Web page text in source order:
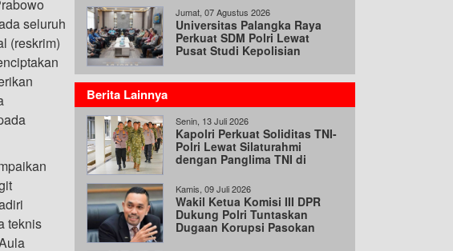
seluruh
(reskrim)
teknis
Jumat, 07 Agustus 2026
Universitas Palangka Raya
Perkuat SDM Polri Lewat
Pusat Studi Kepolisian
Berita Lainnya
Senin, 13 Juli 2026
Kapolri Perkuat Soliditas TNI-
Polri Lewat Silaturahmi
dengan Panglima TNI di
Kamis, 09 Juli 2026
Wakil Ketua Komisi III DPR
Dukung Polri Tuntaskan
Dugaan Korupsi Pasokan